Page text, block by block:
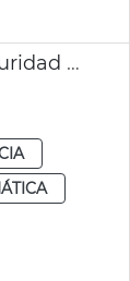
Alcaldesa visita cuerpos de seguridad en Nochebuena